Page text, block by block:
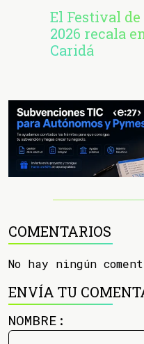
El Festival
2026 recala
Caridá
COMENTARIOS
No hay ningún
ENVÍA TU
NOMBRE: